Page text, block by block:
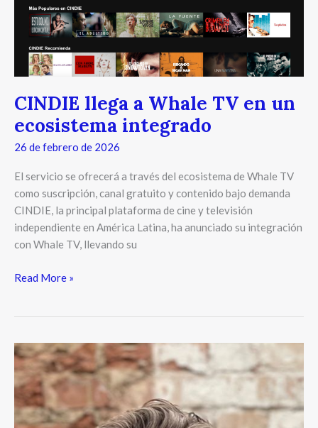
CINDIE llega a Whale TV en un
ecosistema integrado
26 de febrero de 2026
El servicio se ofrecerá a través del ecosistema de Whale TV
como suscripción, canal gratuito y contenido bajo demanda
CINDIE, la principal plataforma de cine y televisión
independiente en América Latina, ha anunciado su integración
con Whale TV, llevando su
ecosistema
integrado
Read More »
CINDIE
TV
se
integra